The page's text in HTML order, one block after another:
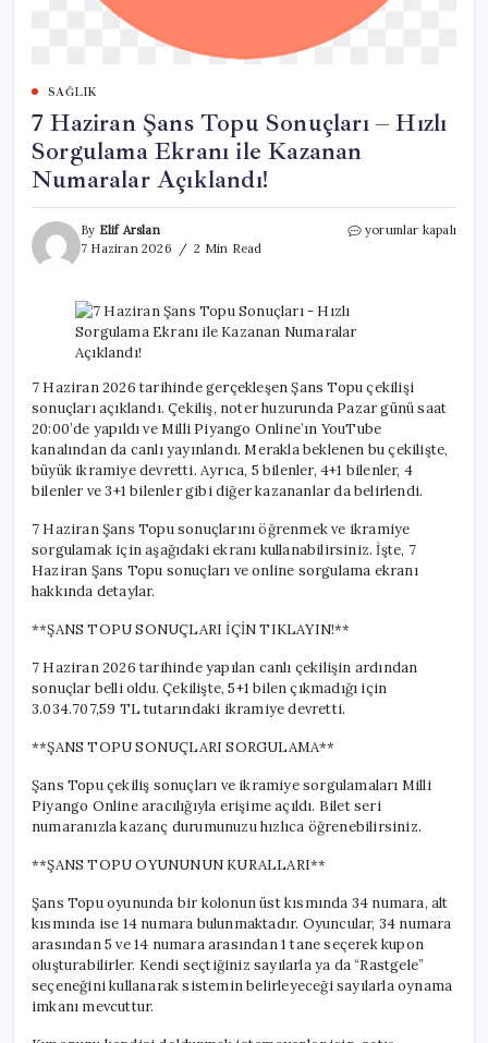
SAĞLIK
7 Haziran Şans Topu Sonuçları – Hızlı
Sorgulama Ekranı ile Kazanan
Numaralar Açıklandı!
By Elif Arslan
7 Haziran 2026
2 Min Read
7
ile
Kazanan
Numaralar
Açıklandı!
için
yorumlar kapalı
7 Haziran 2026 tarihinde gerçekleşen Şans Topu çekilişi
sonuçları açıklandı. Çekiliş, noter huzurunda Pazar günü saat
20:00’de yapıldı ve Milli Piyango Online’ın YouTube
kanalından da canlı yayınlandı. Merakla beklenen bu çekilişte,
büyük ikramiye devretti. Ayrıca, 5 bilenler, 4+1 bilenler, 4
bilenler ve 3+1 bilenler gibi diğer kazananlar da belirlendi.
7 Haziran Şans Topu sonuçlarını öğrenmek ve ikramiye
sorgulamak için aşağıdaki ekranı kullanabilirsiniz. İşte, 7
Haziran Şans Topu sonuçları ve online sorgulama ekranı
hakkında detaylar.
**ŞANS TOPU SONUÇLARI İÇİN TIKLAYIN!**
7 Haziran 2026 tarihinde yapılan canlı çekilişin ardından
sonuçlar belli oldu. Çekilişte, 5+1 bilen çıkmadığı için
3.034.707,59 TL tutarındaki ikramiye devretti.
**ŞANS TOPU SONUÇLARI SORGULAMA**
Şans Topu çekiliş sonuçları ve ikramiye sorgulamaları Milli
Piyango Online aracılığıyla erişime açıldı. Bilet seri
numaranızla kazanç durumunuzu hızlıca öğrenebilirsiniz.
**ŞANS TOPU OYUNUNUN KURALLARI**
Şans Topu oyununda bir kolonun üst kısmında 34 numara, alt
kısmında ise 14 numara bulunmaktadır. Oyuncular, 34 numara
arasından 5 ve 14 numara arasından 1 tane seçerek kupon
oluşturabilirler. Kendi seçtiğiniz sayılarla ya da “Rastgele”
seçeneğini kullanarak sistemin belirleyeceği sayılarla oynama
imkanı mevcuttur.